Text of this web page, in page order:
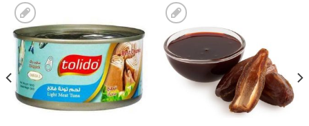
إضافة
الى
المفضلة
إضافة
الى
المفضلة